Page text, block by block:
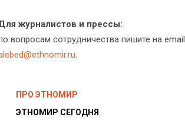
журналистов и прессы:
вопросам сотрудничества пишите на email
.
ПРО ЭТНОМИР
ЭТНОМИР СЕГОДНЯ